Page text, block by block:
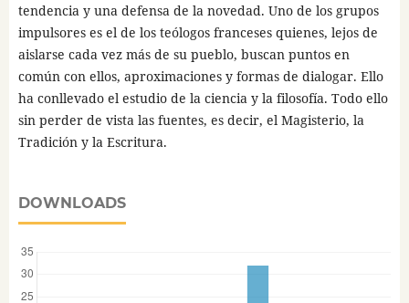
tendencia y una defensa de la novedad. Uno de los grupos
impulsores es el de los teólogos franceses quienes, lejos de
aislarse cada vez más de su pueblo, buscan puntos en
común con ellos, aproximaciones y formas de dialogar. Ello
ha conllevado el estudio de la ciencia y la filosofía. Todo ello
sin perder de vista las fuentes, es decir, el Magisterio, la
Tradición y la Escritura.
DOWNLOADS